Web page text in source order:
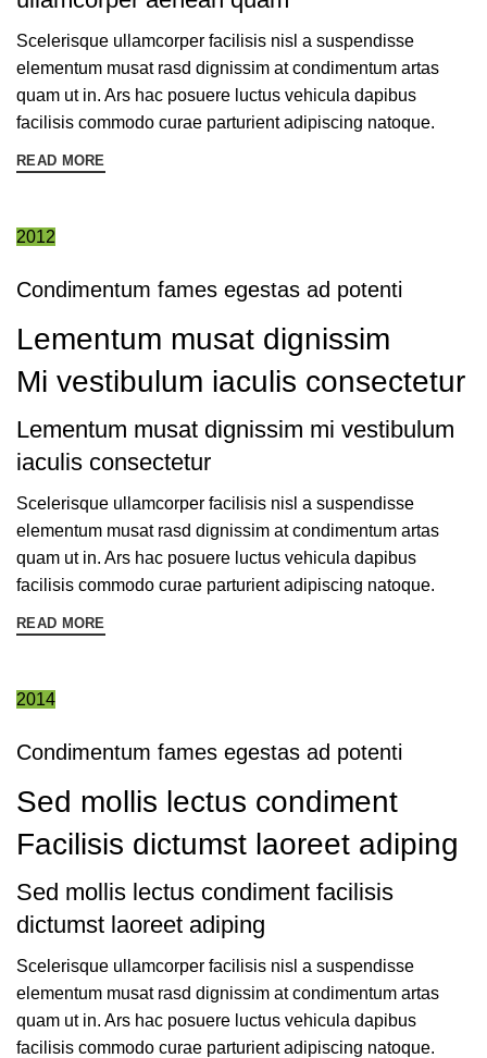
Scelerisque ullamcorper facilisis nisl a suspendisse
elementum musat rasd dignissim at condimentum artas
quam ut in. Ars hac posuere luctus vehicula dapibus
facilisis commodo curae parturient adipiscing natoque.
READ MORE
2012
Condimentum fames egestas ad potenti
Lementum musat dignissim
Mi vestibulum iaculis consectetur
Lementum musat dignissim mi vestibulum
iaculis consectetur
Scelerisque ullamcorper facilisis nisl a suspendisse
elementum musat rasd dignissim at condimentum artas
quam ut in. Ars hac posuere luctus vehicula dapibus
facilisis commodo curae parturient adipiscing natoque.
READ MORE
2014
Condimentum fames egestas ad potenti
Sed mollis lectus condiment
Facilisis dictumst laoreet adiping
Sed mollis lectus condiment facilisis
dictumst laoreet adiping
Scelerisque ullamcorper facilisis nisl a suspendisse
elementum musat rasd dignissim at condimentum artas
quam ut in. Ars hac posuere luctus vehicula dapibus
facilisis commodo curae parturient adipiscing natoque.